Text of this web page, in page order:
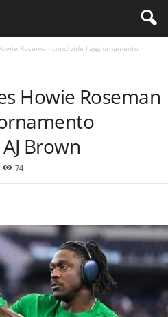
Roseman condivide l’aggiornamento
Howie Roseman
Brown
74